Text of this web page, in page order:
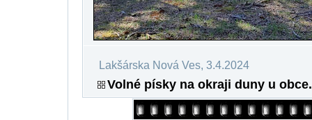
Lakšárska Nová Ves, 3.4.2024
Volné písky na okraji duny u obce.